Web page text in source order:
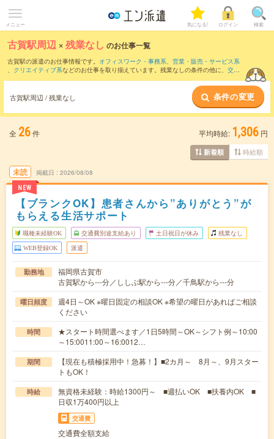
メニュー 気になる! ログイン 検索
古賀駅周辺 ×残業なし のお仕事一覧
古賀駅の派遣のお仕事情報です。 オフィスワーク・事務系、 営業・販売・サービス系
、 クリエイティブ系などのお仕事を取り揃えています。残業なしの条件の他に、 交通
古賀駅周辺 / 残業なし 条件の変更
全 26件 平均時給: 1,306 円
新着順 時給順
未読
NEW
掲載日 2026/08/08
【ブランクOK】患者さんから”ありがとう”が
もらえる生活サポート
職種未経験OK 交通費別途支給あり 土日祝日が休み 残業なし
WEB登録OK 派遣
勤務地
福岡県古賀市
古賀駅から---分／ししぶ駅から---分／千鳥駅から---分
曜日頻度
週4日～OK ※曜日固定の相談OK ※希望の曜日があればご相談
ください
時間
★スタート時間選べます／1日5時間～OK～シフト例～10:00
～15:0011:00～16:0012…
期間
【現在も積極採用中！急募！】■2カ月～ 8月～、9月スター
トもOK！
時給
無資格未経験：時給1300円～ ■週払いOK ■扶養内OK ■
日収1万400円以上
交通費
交通費全額支給